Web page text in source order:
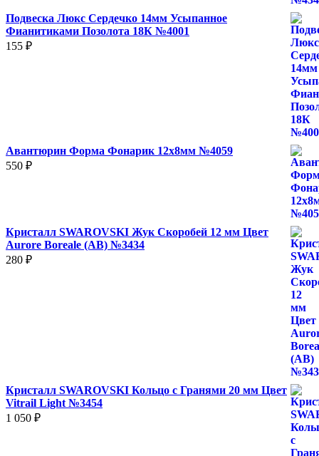
Подвеска Люкс Сердечко 14мм Усыпанное
Фианитиками Позолота 18К №4001
155 ₽
Авантюрин Форма Фонарик 12x8мм №4059
550 ₽
Кристалл SWAROVSKI Жук Скоробей 12 мм Цвет
Aurore Boreale (AB) №3434
280 ₽
Кристалл SWAROVSKI Кольцо с Гранями 20 мм Цвет
Vitrail Light №3454
1 050 ₽